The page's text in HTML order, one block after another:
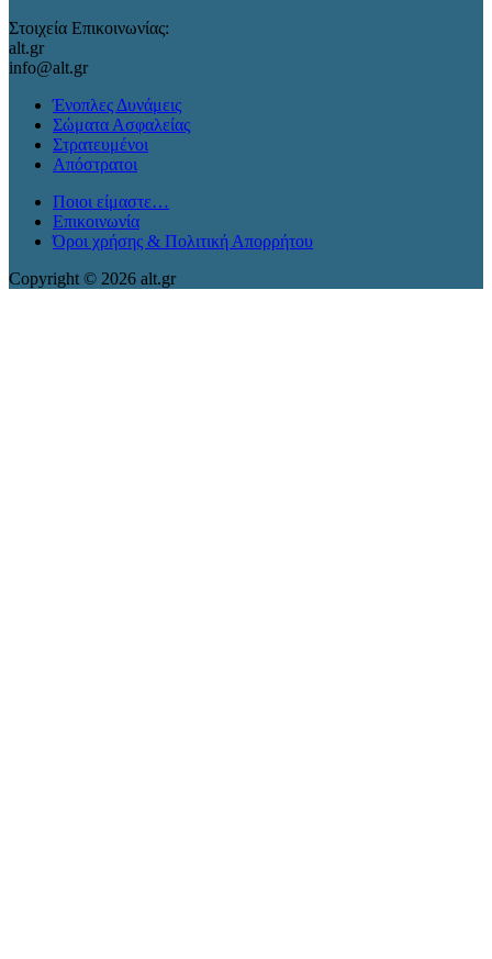
Στοιχεία Επικοινωνίας:
alt.gr
info@alt.gr
Ένοπλες Δυνάμεις
Σώματα Ασφαλείας
Στρατευμένοι
Απόστρατοι
Ποιοι είμαστε…
Επικοινωνία
Όροι χρήσης & Πολιτική Απορρήτου
Copyright © 2026 alt.gr